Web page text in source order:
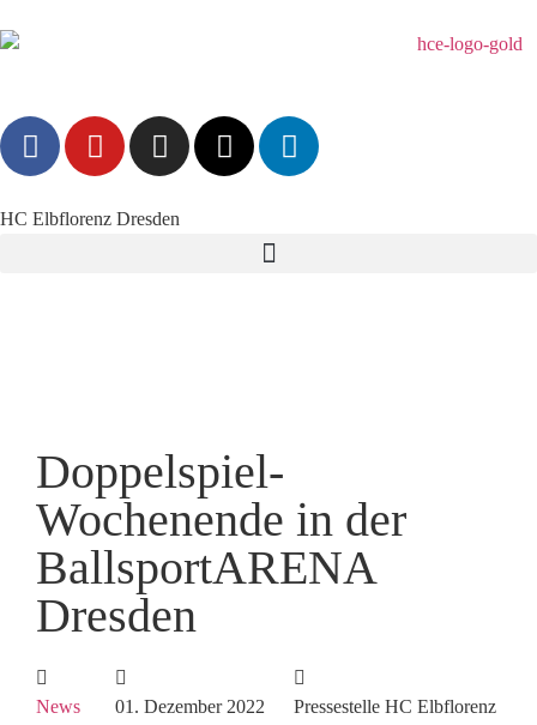
HC Elbflorenz Dresden
Doppelspiel-
Wochenende in der
BallsportARENA
Dresden
News 01. Dezember 2022 Pressestelle HC Elbflorenz